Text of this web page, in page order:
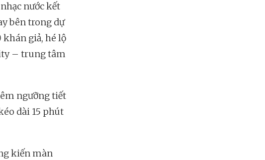
nước kết
bên trong dự
khán giả, hé lộ
– trung tâm
ngưỡng tiết
dài 15 phút
kiến màn